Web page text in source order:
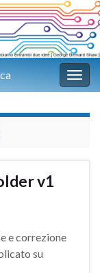
v1
e correzione
su